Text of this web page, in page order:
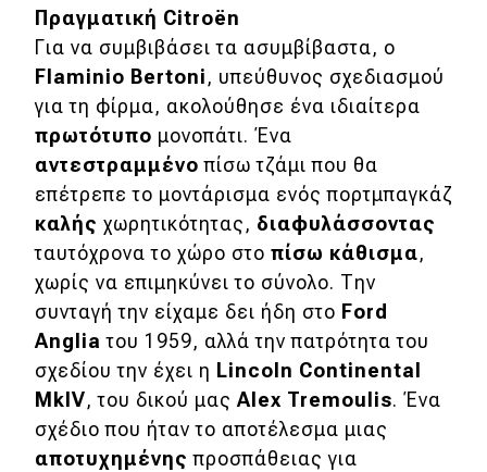
Πρωτότυπα
Ελλάδα
Κόσμος
Τεχνολογία
Ασφάλεια
Αγορά
Απόψεις
Test Drive
Δοκιμή
Αποστολή
Πραγματική Citroën
Για να συμβιβάσει τα ασυμβίβαστα, ο
Flaminio Bertoni, υπεύθυνος σχεδιασμού
για τη φίρμα, ακολούθησε ένα ιδιαίτερα
πρωτότυπο μονοπάτι. Ένα
αντεστραμμένο πίσω τζάμι που θα
επέτρεπε το μοντάρισμα ενός πορτμπαγκάζ
καλής χωρητικότητας, διαφυλάσσοντας
ταυτόχρονα το χώρο στο πίσω κάθισμα,
χωρίς να επιμηκύνει το σύνολο. Την
συνταγή την είχαμε δει ήδη στο Ford
Anglia του 1959, αλλά την πατρότητα του
σχεδίου την έχει η Lincoln Continental
MkIV, του δικού μας Alex Tremoulis. Ένα
σχέδιο που ήταν το αποτέλεσμα μιας
αποτυχημένηςπροσπάθειας για